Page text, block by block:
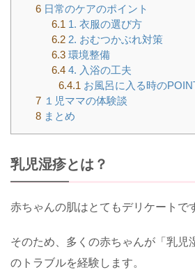
6 日常のケアのポイント
6.1 1. 衣服の選び方
6.22. おむつかぶれ対策
6.3環境整備
6.44. 入浴の工夫
6.4.1 お風呂に入る時の
7 １児ママの体験談
8 まとめ
乳児湿疹とは？
赤ちゃんの肌はとてもデリケートで
そのため、多くの赤ちゃんが「乳児
のトラブルを経験します。